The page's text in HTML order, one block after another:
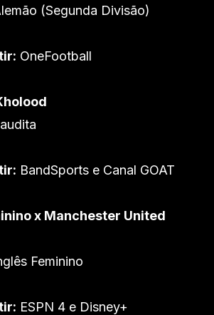
(Segunda Divisão)
OneFootball
BandSports e Canal GOAT
x Manchester United
Feminino
ESPN 4 e Disney+